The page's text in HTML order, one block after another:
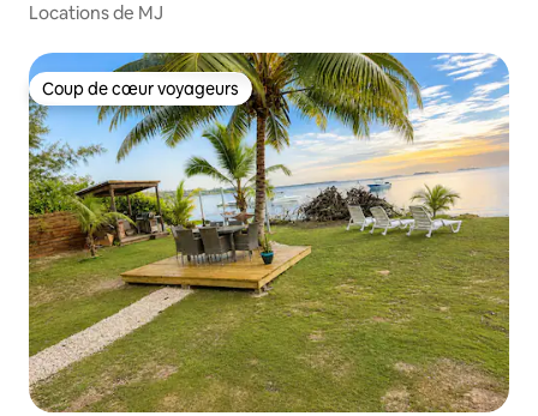
Locations de MJ
Coup de cœur voyageurs
Coup de cœur voyageurs